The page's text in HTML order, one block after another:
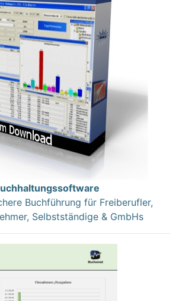
Buchführung für Freiberufler,
Selbstständige & GmbHs